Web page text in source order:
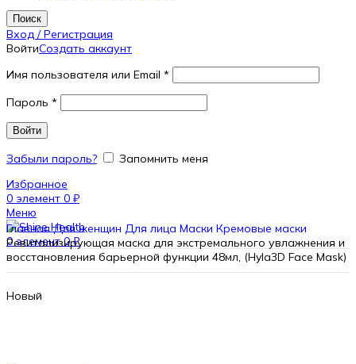
Поиск
Вход / Регистрация
ВойтиСоздать аккаунт
Имя пользователя или Email *
Пароль *
Войти
Забыли пароль?
Запомнить меня
Избранное
0 элемент 0 ₽
Меню
0элемент 0₽
ГлавнаяДля женщин Для лица Маски Кремовые маски
Ревитализирующая маска для экстремального увлажнения и
восстановления барьерной функции 48мл, (Hyla3D Face Mask)
Новый